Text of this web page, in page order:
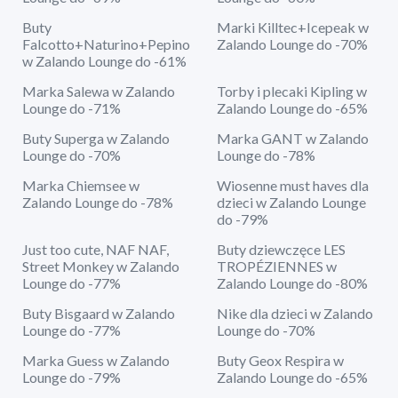
Buty
Falcotto+Naturino+Pepino
w Zalando Lounge do -61%
Marki Killtec+Icepeak w
Zalando Lounge do -70%
Marka Salewa w Zalando
Lounge do -71%
Torby i plecaki Kipling w
Zalando Lounge do -65%
Buty Superga w Zalando
Lounge do -70%
Marka GANT w Zalando
Lounge do -78%
Marka Chiemsee w
Zalando Lounge do -78%
Wiosenne must haves dla
dzieci w Zalando Lounge
do -79%
Just too cute, NAF NAF,
Street Monkey w Zalando
Lounge do -77%
Buty dziewczęce LES
TROPÉZIENNES w
Zalando Lounge do -80%
Buty Bisgaard w Zalando
Lounge do -77%
Nike dla dzieci w Zalando
Lounge do -70%
Marka Guess w Zalando
Lounge do -79%
Buty Geox Respira w
Zalando Lounge do -65%